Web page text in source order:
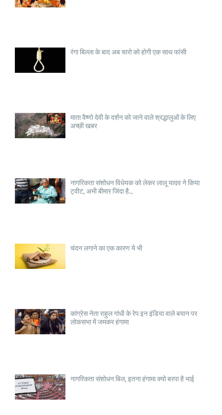
रंगा बिल्ला के बाद अब चारो को होगी एक साथ फांसी
माता वैष्णो देवी के दर्शन को जाने वाले श्रद्धालुओं के लिए
अच्छी खबर
नागरिकता संशोधन विधेयक को लेकर लालू यादव ने किया
ट्वीट, अभी बीमार जिंदा है...
चंदन लगाने का एक कारण ये भी
कांग्रेस नेता राहुल गांधी के रेप इन इंडिया वाले बयान पर
लोकसभा में जमकर हंगामा
नागरिकता संशोधन बिल, इतना हंगामा क्यो बरपा है भाई